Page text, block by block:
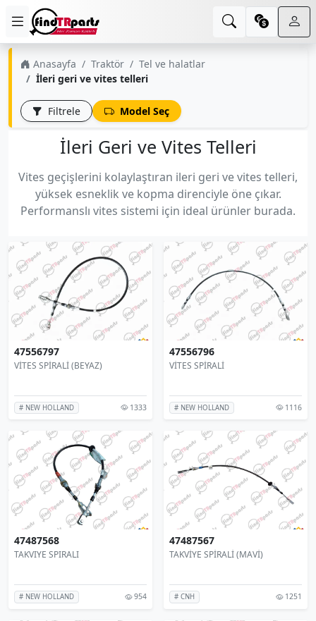
Anasayfa Traktör
Tel ve halatlar
İleri geri ve vites telleri
Filtrele Model Seç
İleri Geri ve Vites Telleri
Vites geçişlerini kolaylaştıran ileri geri ve vites telleri,
yüksek esneklik ve kopma direnciyle öne çıkar.
Performanslı vites sistemi için ideal ürünler burada.
47556797
VİTES SPİRALİ (BEYAZ)
# NEW HOLLAND 1333
47556796
VİTES SPİRALİ
# NEW HOLLAND 1116
47487568
TAKVIYE SPIRALI
# NEW HOLLAND 954
47487567
TAKVİYE SPİRALİ (MAVİ)
# CNH 1251